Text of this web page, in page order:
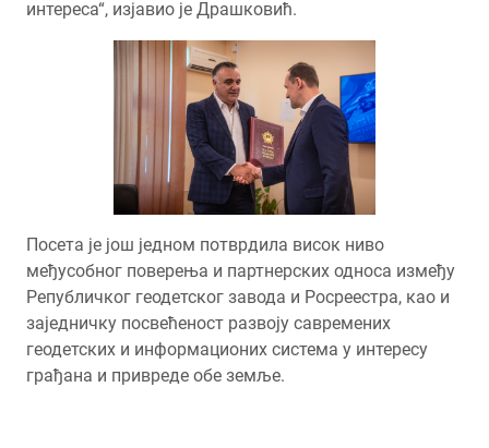
интереса“, изјавио је Драшковић.
Посета је још једном потврдила висок ниво
међусобног поверења и партнерских односа између
Републичког геодетског завода и Росреестра, као и
заједничку посвећеност развоју савремених
геодетских и информационих система у интересу
грађана и привреде обе земље.